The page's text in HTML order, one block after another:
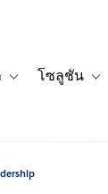
ลิตภัณฑ์
Toggle sub-
โซลูชัน